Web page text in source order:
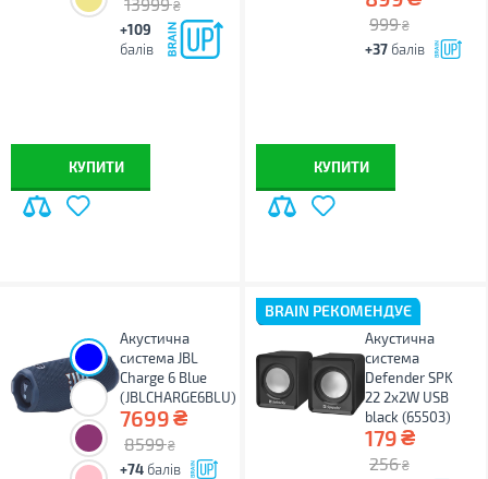
₴
+109
балів
КУПИТИ
999 ₴
+37 балів
КУПИТИ
Акустична
система JBL
Charge 6 Blue
(JBLCHARGE6BLU)
7699₴
8599 ₴
+74 балів
BRAIN РЕКОМЕНДУЄ
Акустична
система
Defender SPK
22 2х2W USB
black (65503)
179₴
256 ₴